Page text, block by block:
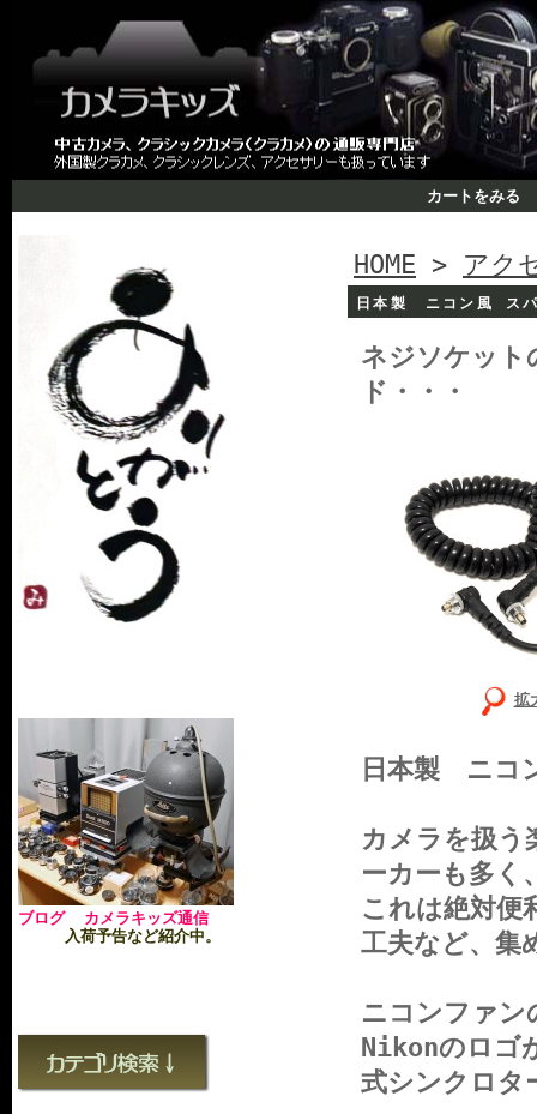
カートをみる
ブログ カメラキッズ通信
入荷予告など紹介中。
HOME > アク
日本製 ニコン風 ス
ネジソケッ
ド・・・
拡
日本製 ニコ
カメラを扱う
ーカーも多く
これは絶対便
工夫など、
ニコンファン
Nikonのロゴ
式シンクロタ